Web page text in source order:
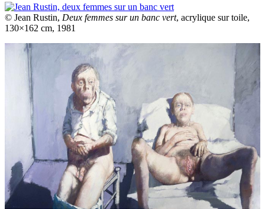
© Jean Rustin, Deux femmes sur un banc vert, acrylique sur toile,
130×162 cm, 1981